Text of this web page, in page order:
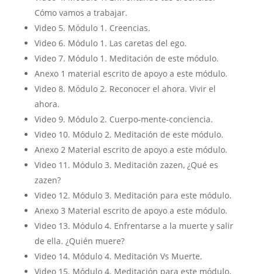
Cómo vamos a trabajar.
Video 5. Módulo 1. Creencias.
Video 6. Módulo 1. Las caretas del ego.
Video 7. Módulo 1. Meditación de este módulo.
Anexo 1 material escrito de apoyo a este módulo.
Video 8. Módulo 2. Reconocer el ahora. Vivir el
ahora.
Video 9. Módulo 2. Cuerpo-mente-conciencia.
Video 10. Módulo 2. Meditación de este módulo.
Anexo 2 Material escrito de apoyo a este módulo.
Video 11. Módulo 3. Meditación zazen, ¿Qué es
zazen?
Video 12. Módulo 3. Meditación para este módulo.
Anexo 3 Material escrito de apoyo a este módulo.
Video 13. Módulo 4. Enfrentarse a la muerte y salir
de ella. ¿Quién muere?
Video 14. Módulo 4. Meditación Vs Muerte.
Video 15. Módulo 4. Meditación para este módulo.